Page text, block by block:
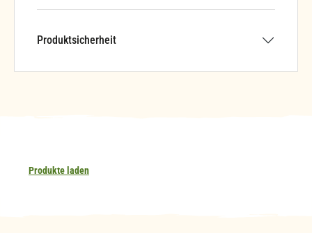
Produktsicherheit
Produkte laden